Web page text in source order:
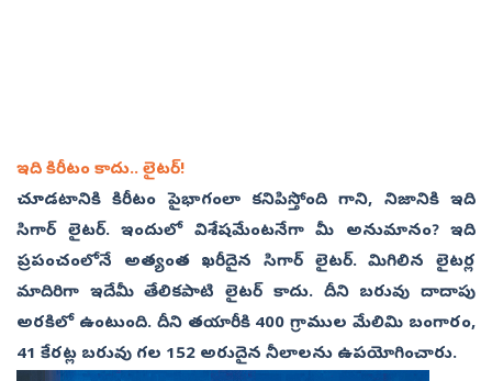
ఇది కిరీటం కాదు.. లైటర్‌!
చూడటానికి కిరీటం పైభాగంలా కనిపిస్తోంది గాని, నిజానికి ఇది
సిగార్‌ లైటర్‌. ఇందులో విశేషమేంటనేగా మీ అనుమానం? ఇది
ప్రపంచంలోనే అత్యంత ఖరీదైన సిగార్‌ లైటర్‌. మిగిలిన లైటర్ల
మాదిరిగా ఇదేమీ తేలికపాటి లైటర్‌ కాదు. దీని బరువు దాదాపు
అరకిలో ఉంటుంది. దీని తయారీకి 400 గ్రాముల మేలిమి బంగారం,
41 కేరట్ల బరువు గల 152 అరుదైన నీలాలను ఉపయోగించారు.